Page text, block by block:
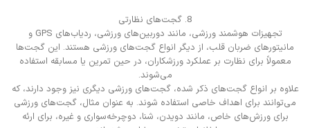
8. گجت‌های نظارتی
تجهیزات هوشمند ورزشی، مانند دوربین‌های ورزشی، ردیاب‌های GPS و
مانیتورهای ضربان قلب، از دیگر انواع گجت‌های ورزشی هستند. این گجت‌ها
معمولاً برای نظارت بر عملکرد ورزشکاران، در حین تمرین یا مسابقه استفاده
می‌شوند.
علاوه بر انواع گجت‌های ذکر شده، گجت‌های ورزشی دیگری نیز وجود دارند، که
می‌توانند برای اهداف خاصی استفاده شوند. به عنوان مثال، گجت‌های ورزشی
برای ورزش‌های خاص، مانند دویدن، شنا، دوچرخه‌سواری و غیره، برای ارئه